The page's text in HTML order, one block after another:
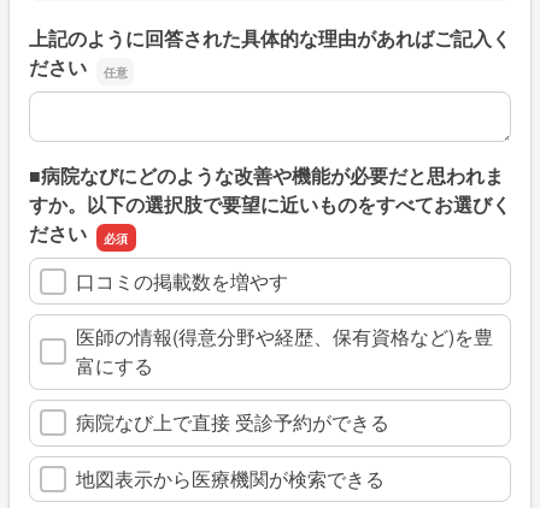
上記のように回答された具体的な理由があればご記入く
ださい
上記のように回答された具体的な理由があればご記入くだ
■病院なびにどのような改善や機能が必要だと思われま
すか。以下の選択肢で要望に近いものをすべてお選びく
ださい
口コミの掲載数を増やす
医師の情報(得意分野や経歴、保有資格など)を豊
富にする
病院なび上で直接 受診予約ができる
地図表示から医療機関が検索できる